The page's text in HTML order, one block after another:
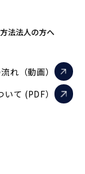
法法人の方へ
れ（動画）
て (PDF）